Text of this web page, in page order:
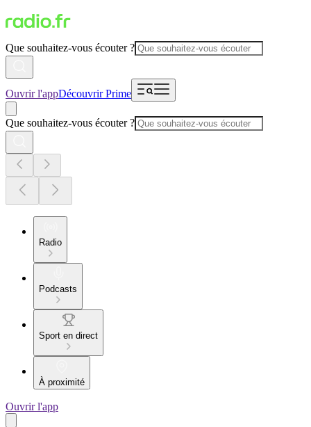
Que souhaitez-vous écouter ?
Ouvrir l'appDécouvrir Prime
Que souhaitez-vous écouter ?
Radio
Podcasts
Sport en direct
À proximité
Ouvrir l'app